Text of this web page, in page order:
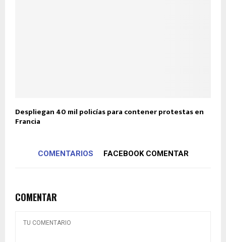
Despliegan 40 mil policías para contener protestas en
Francia
COMENTARIOS FACEBOOK COMENTAR
COMENTAR